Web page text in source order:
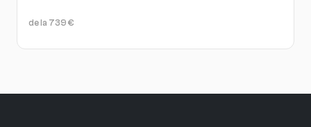
de la 739 €